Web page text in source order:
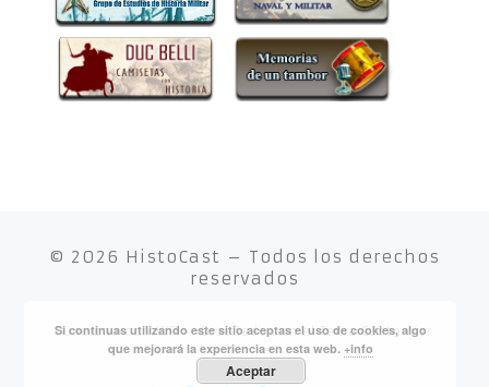
© 2026 HistoCast – Todos los derechos
reservados
Funciona conWP– Diseñado con elTema Customizr
Si continuas utilizando este sitio aceptas el uso de cookies, algo
que mejorará la experiencia en esta web. +info
Aceptar